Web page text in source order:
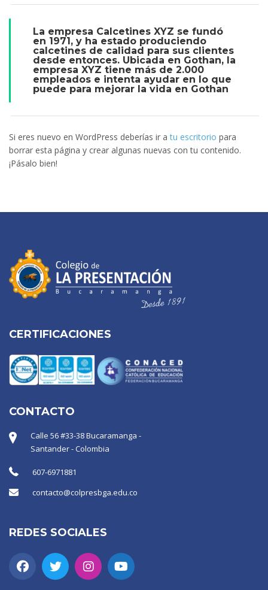
La empresa Calcetines XYZ se fundó
en 1971, y ha estado produciendo
calcetines de calidad para sus clientes
desde entonces. Ubicada en Gothan, la
empresa XYZ tiene más de 2.000
empleados e intenta ayudar en lo que
puede para mejorar la vida en Gothan
Si eres nuevo en WordPress deberías ir atu escritorio para
borrar esta página y crear algunas nuevas con tu contenido.
¡Pásalo bien!
CERTIFICACIONES
CONTACTO
Calle 56 #33-38 Bucaramanga -
Santander - Colombia
607-6971881
contacto@colpresbga.edu.co
REDES SOCIALES